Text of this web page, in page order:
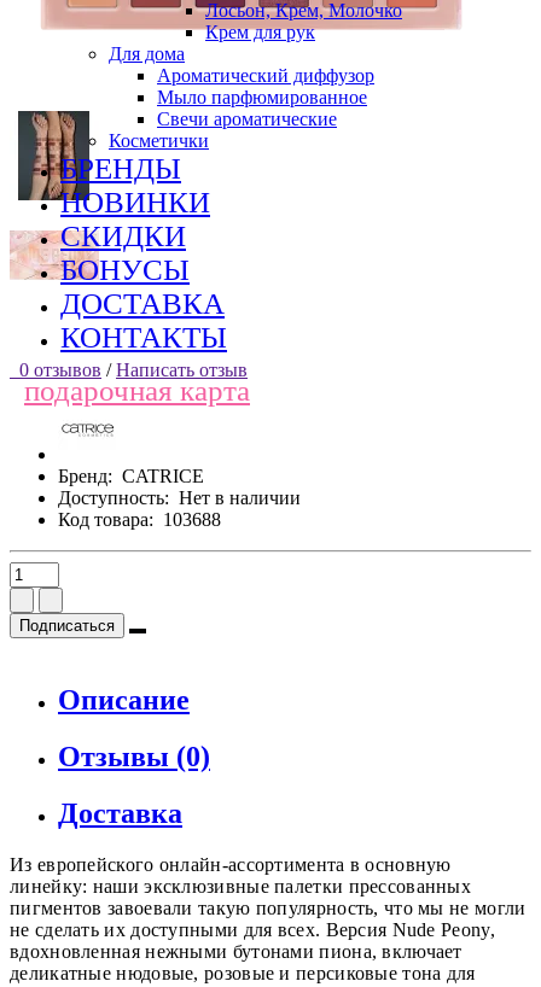
Лосьон, Крем, Молочко
Крем для рук
Для дома
Ароматический диффузор
Мыло парфюмированное
Свечи ароматические
Косметички
БРЕНДЫ
НОВИНКИ
СКИДКИ
БОНУСЫ
ДОСТАВКА
КОНТАКТЫ
подарочная карта
0 отзывов / Написать отзыв
Бренд: CATRICE
Доступность: Нет в наличии
Код товара: 103688
Подписаться
Описание
Отзывы (0)
Доставка
Из европейского онлайн-ассортимента в основную
линейку: наши эксклюзивные палетки прессованных
пигментов завоевали такую популярность, что мы не могли
не сделать их доступными для всех. Версия Nude Peony,
вдохновленная нежными бутонами пиона, включает
деликатные нюдовые, розовые и персиковые тона для